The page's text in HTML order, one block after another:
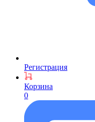
Регистрация
Корзина
0